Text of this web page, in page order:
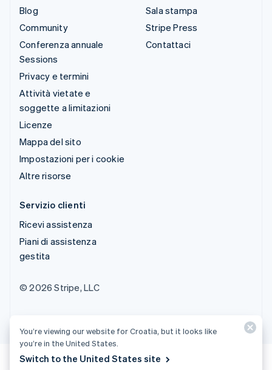
Blog
Community
Conferenza annuale
Sessions
Privacy e termini
Attività vietate e
soggette a limitazioni
Licenze
Mappa del sito
Impostazioni per i cookie
Altre risorse
Sala stampa
Stripe Press
Contattaci
Servizio clienti
Ricevi assistenza
Piani di assistenza
gestita
© 2026 Stripe, LLC
You’re viewing our website for Croatia, but it looks like
you’re in the United States.
Switch to the United States site